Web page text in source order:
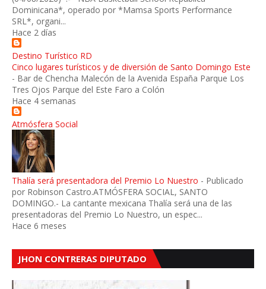
Dominicana*, operado por *Mamsa Sports Performance
SRL*, organi...
Hace 2 días
Destino Turístico RD
Cinco lugares turísticos y de diversión de Santo Domingo Este
- Bar de Chencha Malecón de la Avenida España Parque Los
Tres Ojos Parque del Este Faro a Colón
Hace 4 semanas
Atmósfera Social
Thalía será presentadora del Premio Lo Nuestro - Publicado
por Robinson Castro.ATMÓSFERA SOCIAL, SANTO
DOMINGO.- La cantante mexicana Thalía será una de las
presentadoras del Premio Lo Nuestro, un espec...
Hace 6 meses
JHON CONTRERAS DIPUTADO